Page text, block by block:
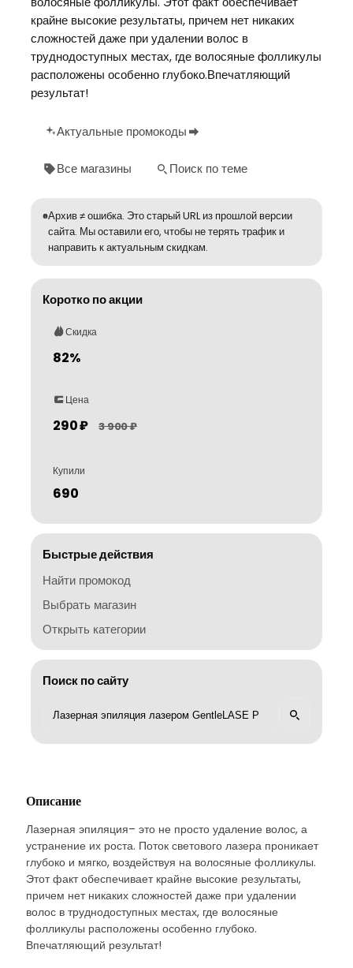
крайне высокие результаты, причем нет никаких
сложностей даже при удалении волос в
труднодоступных местах, где волосяные фолликулы
расположены особенно глубоко.Впечатляющий
результат!
Актуальные промокоды
Все магазины Поиск по теме
Архив ≠ ошибка. Это старый URL из прошлой версии
сайта. Мы оставили его, чтобы не терять трафик и
направить к актуальным скидкам.
Коротко по акции
Скидка
82%
Цена
290 ₽ 3 900 ₽
Купили
690
Быстрые действия
Найти промокод
Выбрать магазин
Открыть категории
Поиск по сайту
Описание
Лазерная эпиляция– это не просто удаление волос, а
устранение их роста. Поток светового лазера проникает
глубоко и мягко, воздействуя на волосяные фолликулы.
Этот факт обеспечивает крайне высокие результаты,
причем нет никаких сложностей даже при удалении
волос в труднодоступных местах, где волосяные
фолликулы расположены особенно глубоко.
Впечатляющий результат!